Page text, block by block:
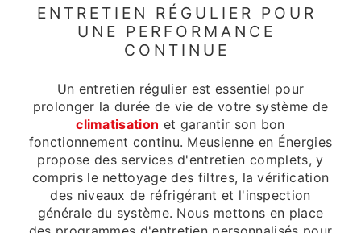
ENTRETIEN RÉGULIER POUR
UNE PERFORMANCE
CONTINUE
Un entretien régulier est essentiel pour
prolonger la durée de vie de votre système de
climatisation et garantir son bon
fonctionnement continu. Meusienne en Énergies
propose des services d'entretien complets, y
compris le nettoyage des filtres, la vérification
des niveaux de réfrigérant et l'inspection
générale du système. Nous mettons en place